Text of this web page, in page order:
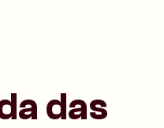
das